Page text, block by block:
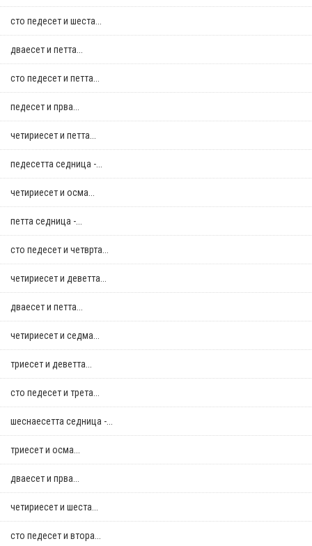
сто педесет и шеста...
дваесет и петта...
сто педесет и петта...
педесет и прва...
четириесет и петта...
педесетта седница -...
четириесет и осма...
петта седница -...
сто педесет и четврта...
четириесет и деветта...
дваесет и петта...
четириесет и седма...
триесет и деветта...
сто педесет и трета...
шеснаесетта седница -...
триесет и осма...
дваесет и прва...
четириесет и шеста...
сто педесет и втора...